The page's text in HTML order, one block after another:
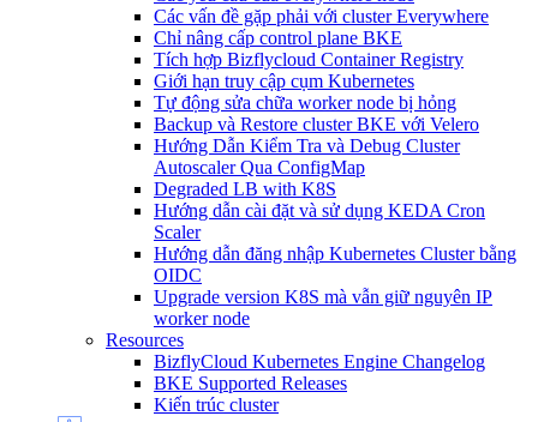
Các vấn đề gặp phải với cluster Everywhere
Chỉ nâng cấp control plane BKE
Tích hợp Bizflycloud Container Registry
Giới hạn truy cập cụm Kubernetes
Tự động sửa chữa worker node bị hỏng
Backup và Restore cluster BKE với Velero
Hướng Dẫn Kiểm Tra và Debug Cluster
Autoscaler Qua ConfigMap
Degraded LB with K8S
Hướng dẫn cài đặt và sử dụng KEDA Cron
Scaler
Hướng dẫn đăng nhập Kubernetes Cluster bằng
OIDC
Upgrade version K8S mà vẫn giữ nguyên IP
worker node
Resources
BizflyCloud Kubernetes Engine Changelog
BKE Supported Releases
Kiến trúc cluster